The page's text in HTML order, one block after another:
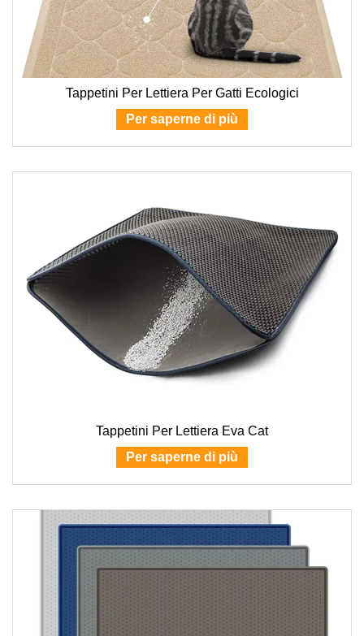
Tappetini Per Lettiera Per Gatti Ecologici
Per saperne di più
Tappetini Per Lettiera Eva Cat
Per saperne di più